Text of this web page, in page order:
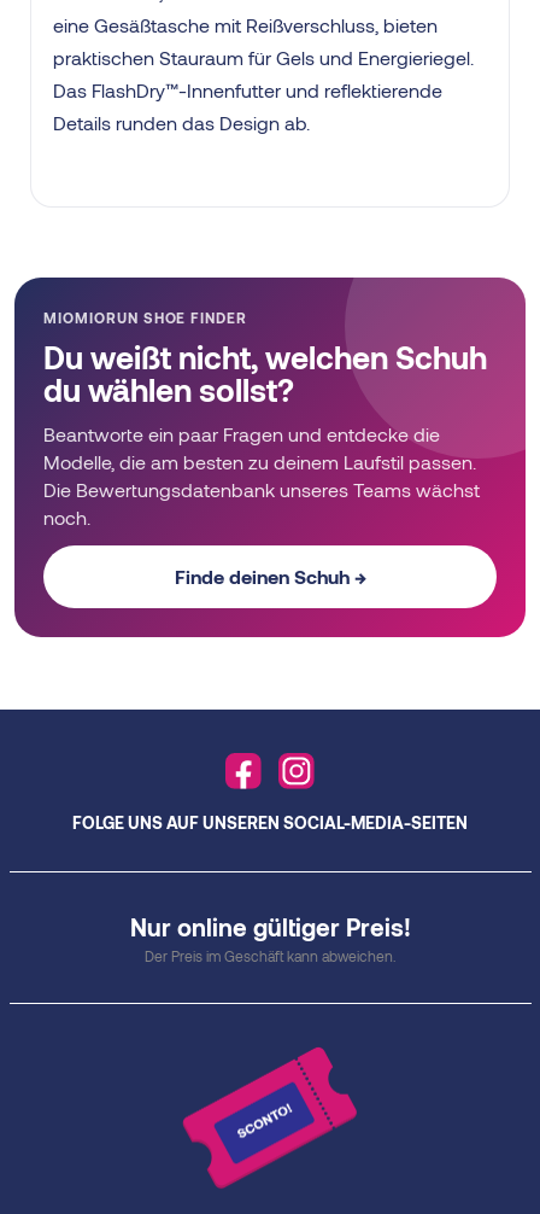
eine Gesäßtasche mit Reißverschluss, bieten
praktischen Stauraum für Gels und Energieriegel.
Das FlashDry™-Innenfutter und reflektierende
Details runden das Design ab.
MIOMIORUN SHOE FINDER
Du weißt nicht, welchen Schuh
du wählen sollst?
Beantworte ein paar Fragen und entdecke die
Modelle, die am besten zu deinem Laufstil passen.
Die Bewertungsdatenbank unseres Teams wächst
noch.
Finde deinen Schuh →
Nur online gültiger Preis!
Der Preis im Geschäft kann abweichen.
FOLGE UNS AUF UNSEREN SOCIAL-MEDIA-SEITEN